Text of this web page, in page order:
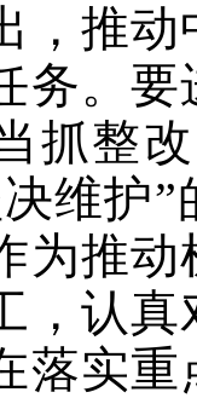
，推
务。
抓整
维护
为推
，认
落实